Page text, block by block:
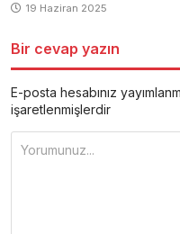
19 Haziran 2025
Bir cevap yazın
E-posta hesabınız
işaretlenmişlerdir